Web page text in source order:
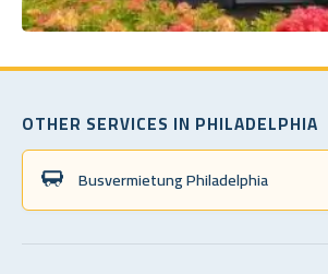
OTHER SERVICES IN PHILADELPHIA
Busvermietung Philadelphia